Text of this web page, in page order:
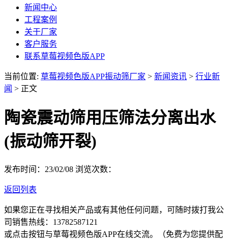
新闻中心
工程案例
关于厂家
客户服务
联系草莓视频色版APP
当前位置: 草莓视频色版APP振动筛厂家 > 新闻资讯 > 行业新
闻 > 正文
陶瓷震动筛用压筛法分离出水
(振动筛开裂)
发布时间：23/02/08 浏览次数：
返回列表
如果您正在寻找相关产品或有其他任何问题，可随时拨打我公
司销售热线： 13782587121
或点击按钮与草莓视频色版APP在线交流。（免费为您提供配